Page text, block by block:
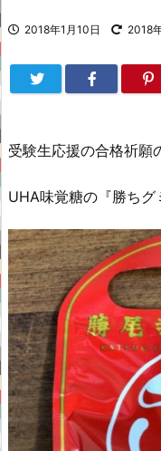
2018年1月10日 2018
受験生応援の合格祈願
UHA味覚糖の『勝ちグ